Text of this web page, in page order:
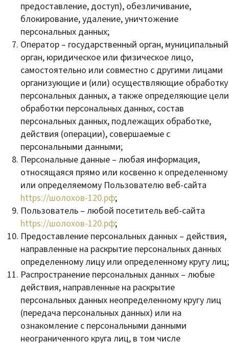
предоставление, доступ), обезличивание,
блокирование, удаление, уничтожение
персональных данных;
Оператор – государственный орган, муниципальный
орган, юридическое или физическое лицо,
самостоятельно или совместно с другими лицами
организующие и (или) осуществляющие обработку
персональных данных, а также определяющие цели
обработки персональных данных, состав
персональных данных, подлежащих обработке,
действия (операции), совершаемые с
персональными данными;
Персональные данные – любая информация,
относящаяся прямо или косвенно к определенному
или определяемому Пользователю веб-сайта
https://шолохов-120.рф;
Пользователь – любой посетитель веб-сайта
https://шолохов-120.рф;
Предоставление персональных данных – действия,
направленные на раскрытие персональных данных
определенному лицу или определенному кругу лиц;
Распространение персональных данных – любые
действия, направленные на раскрытие
персональных данных неопределенному кругу лиц
(передача персональных данных) или на
ознакомление с персональными данными
неограниченного круга лиц, в том числе